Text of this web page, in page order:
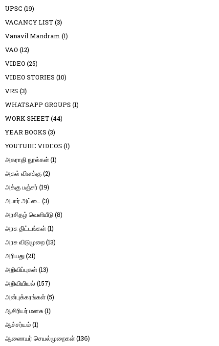
UPSC (19)
VACANCY LIST(3)
Vanavil Mandram (1)
VAO (12)
VIDEO (25)
VIDEO STORIES (10)
VRS (3)
WHATSAPP GROUPS (1)
WORK SHEET(44)
YEAR BOOKS (3)
YOUTUBE VIDEOS (1)
அகராதி நூல்கள்(1)
அகல் விளக்கு(2)
அக்கு பஞ்சர் (19)
அபார் அட்டை (3)
அரசிதழ் வெளியீடு(8)
அரசு திட்டங்கள்(1)
அரசு விடுமுறை(13)
அரியது(21)
அறிவிப்புகள்(13)
அறிவியியல் (157)
அன்புக்கரங்கள்(5)
ஆசிரியர் மனசு(1)
ஆச்சர்யம்(1)
ஆணையர் செயல்முறைகள்(136)